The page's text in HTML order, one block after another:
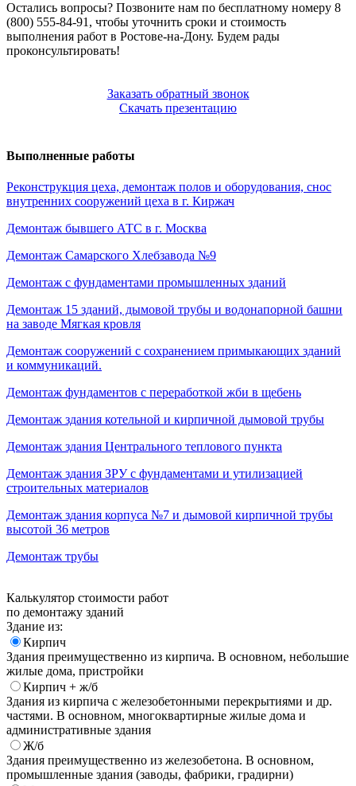
Остались вопросы? Позвоните нам по бесплатному номеру 8
(800) 555-84-91, чтобы уточнить сроки и стоимость
выполнения работ в Ростове-на-Дону. Будем рады
проконсультировать!
Заказать обратный звонок
Скачать презентацию
Выполненные работы
Реконструкция цеха, демонтаж полов и оборудования, снос
внутренних сооружений цеха в г. Киржач
Демонтаж бывшего АТС в г. Москва
Демонтаж Самарского Хлебзавода №9
Демонтаж с фундаментами промышленных зданий
Демонтаж 15 зданий, дымовой трубы и водонапорной башни
на заводе Мягкая кровля
Демонтаж сооружений с сохранением примыкающих зданий
и коммуникаций.
Демонтаж фундаментов с переработкой жби в щебень
Демонтаж здания котельной и кирпичной дымовой трубы
Демонтаж здания Центрального теплового пункта
Демонтаж здания ЗРУ с фундаментами и утилизацией
строительных материалов
Демонтаж здания корпуса №7 и дымовой кирпичной трубы
высотой 36 метров
Демонтаж трубы
Калькулятор стоимости работ
по демонтажу зданий
Здание из:
Кирпич
Здания преимущественно из кирпича. В основном, небольшие
жилые дома, пристройки
Кирпич + ж/б
Здания из кирпича с железобетонными перекрытиями и др.
частями. В основном, многоквартирные жилые дома и
административные здания
Ж/б
Здания преимущественно из железобетона. В основном,
промышленные здания (заводы, фабрики, градирни)